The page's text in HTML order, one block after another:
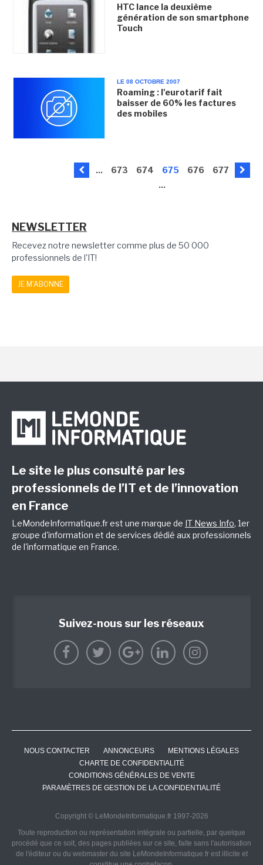
HTC lance la deuxième
génération de son smartphone
Touch
LE 08 OCTOBRE 2007
Roaming : l'eurotarif fait
baisser de 60% les factures
des mobiles
... 673 674 675 676
677
...
NEWSLETTER
Recevez notre newsletter comme plus de 50 000
professionnels de l'IT!
JE M'ABONNE
Le site le plus consulté par les
professionnels de l’IT et de l’innovation
en France
LeMondeInformatique.fr est une marque de IT News Info, 1er
groupe d'information et de services dédié aux professionnels
de l'informatique en France.
Suivez-nous sur les réseaux
NOUS CONTACTER ANNONCEURS
MENTIONS LÉGALES
CHARTE DE CONFIDENTIALITÉ
CONDITIONS GÉNÉRALES DE VENTE
PARAMÈTRES DE GESTION DE LA CONFIDENTIALITÉ
Copyright © LeMondeInformatique.fr 1997-2026
Toute reproduction ou représentation intégrale ou partielle, par quelque
procédé que ce soit, des pages publiées sur ce site, faite sans l'autorisation
de l'éditeur ou du webmaster du site LeMondeInformatique.fr est illicite et